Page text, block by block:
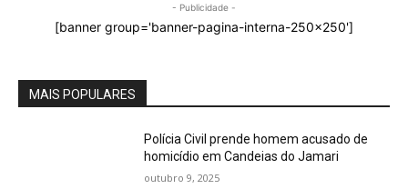
- Publicidade -
[banner group='banner-pagina-interna-250x250']
MAIS POPULARES
Polícia Civil prende homem acusado de
homicídio em Candeias do Jamari
outubro 9, 2025